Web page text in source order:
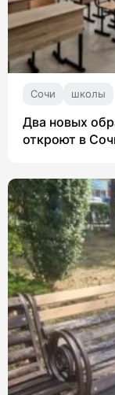
Сочи школы
Два новых
откроют в